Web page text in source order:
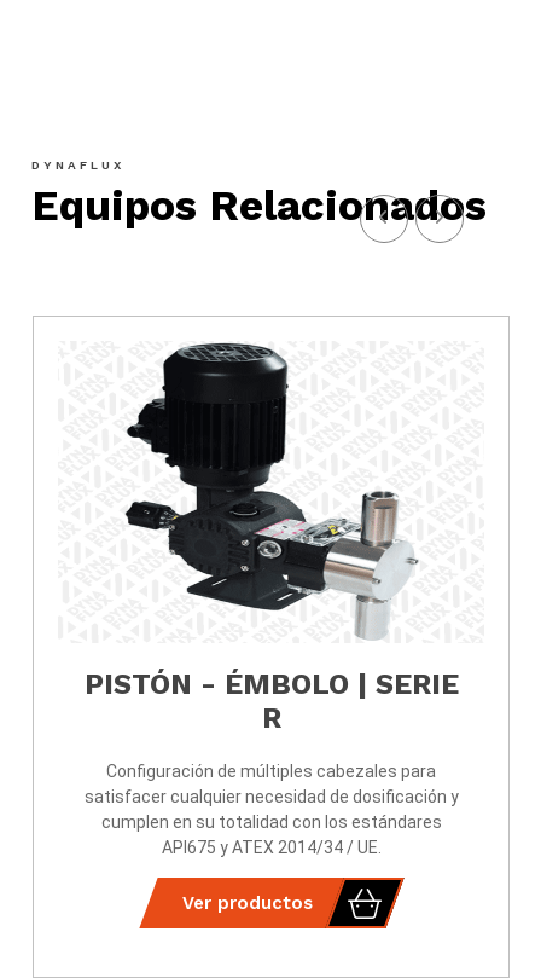
DYNAFLUX
Equipos Relacionados
PISTÓN - ÉMBOLO | SERIE
R
Configuración de múltiples cabezales para
satisfacer cualquier necesidad de dosificación y
cumplen en su totalidad con los estándares
API675 y ATEX 2014/34 / UE.
Ver productos